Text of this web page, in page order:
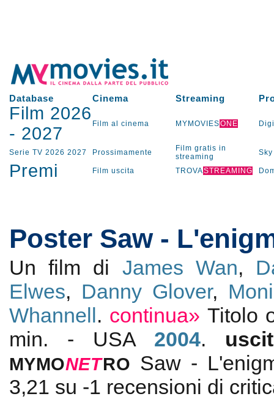
Database Cinema Streaming
Film 2026
- 2027 Film al cinema MYMOVIESONE
Serie TV 2026 2027 Prossimamente
Film gratis in
streaming
Sky
Premi Film uscita TROVASTREAMING
Poster Saw -
Un film di James Wan,
Elwes, Danny Glover,
Whannell. continua» Titolo
min. - USA 2004.
MYMONETRO Saw -
3,21 su -1 recensioni di